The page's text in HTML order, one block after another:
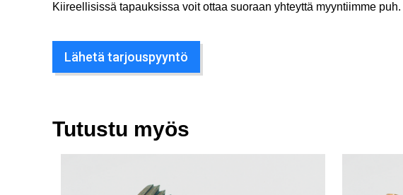
Kiireellisissä tapauksissa voit ottaa suoraan yhteyttä myyntiimme puh.
Lähetä tarjouspyyntö
Tutustu myös